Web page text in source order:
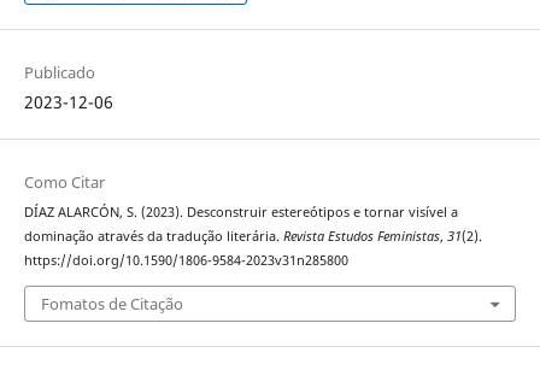
Publicado
2023-12-06
Como Citar
DÍAZ ALARCÓN, S. (2023). Desconstruir estereótipos e tornar visível a
dominação através da tradução literária. Revista Estudos Feministas, 31(2).
https://doi.org/10.1590/1806-9584-2023v31n285800
Fomatos de Citação